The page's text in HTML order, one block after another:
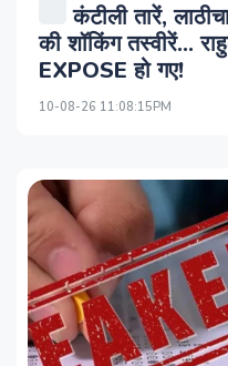
कंटीली तारें,
की शॉकिंग तस्वीरें...
EXPOSE हो गए!
10-08-26 11:08:15PM